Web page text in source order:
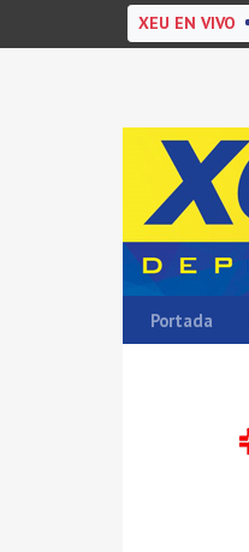
XEU EN VIVO
Portada